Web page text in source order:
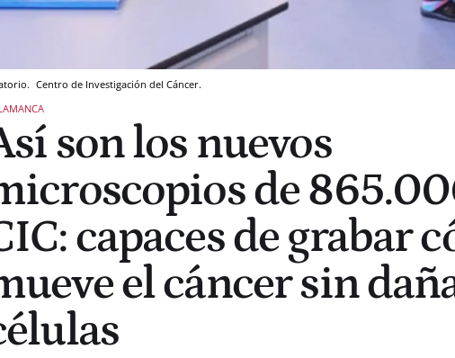
Centro de Investigación del Cáncer.
son los nuevos
de
capaces de grabar
el cáncer sin